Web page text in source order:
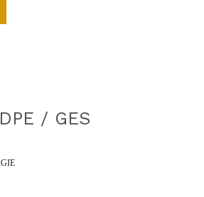
DPE / GES